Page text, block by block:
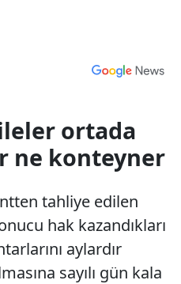
ortada
ne konteyner
tahliye edilen
hak kazandıkları
aylardır
sayılı gün kala